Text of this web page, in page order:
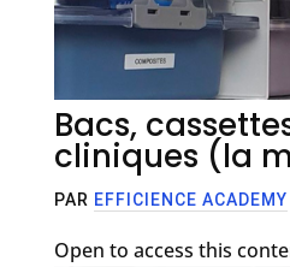
Bacs,
cliniques (la
PAR EFFICIENCE ACADEMY
Open to access this